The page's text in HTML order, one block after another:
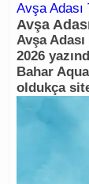
Avşa Adası
Avşa
Avşa
2026
Bahar
oldukça